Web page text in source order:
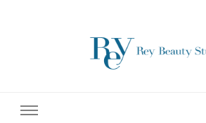
テ開設45年の実績を誇る本格エステだからこそ、お